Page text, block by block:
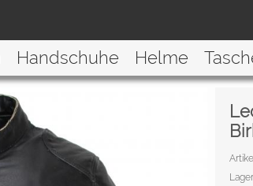
Handschuhe Helme